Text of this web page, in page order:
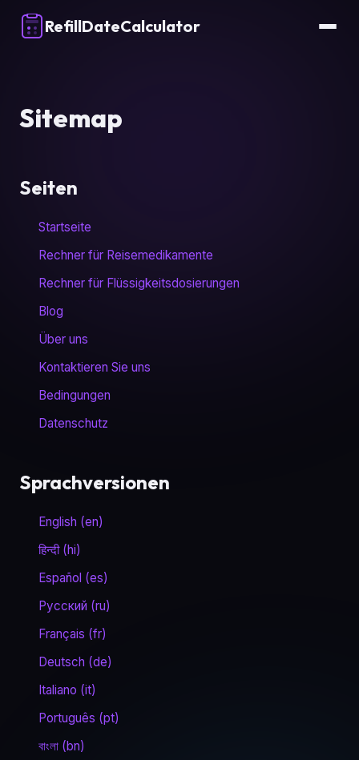
RefillDateCalculator
Sitemap
Seiten
Startseite
Rechner für Reisemedikamente
Rechner für Flüssigkeitsdosierungen
Blog
Über uns
Kontaktieren Sie uns
Bedingungen
Datenschutz
Sprachversionen
English (en)
हिन्दी (hi)
Español (es)
Русский (ru)
Français (fr)
Deutsch (de)
Italiano (it)
Português (pt)
বাংলা (bn)